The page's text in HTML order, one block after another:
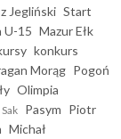
Jegliński Start
U-15 Mazur Ełk
konkurs
Morąg Pogoń
Olimpia
Pasym Piotr
Michał